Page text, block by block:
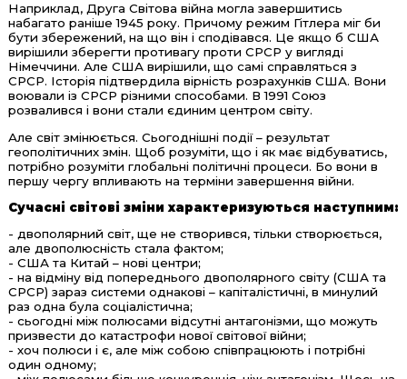
Наприклад, Друга Світова війна могла завершитись
набагато раніше 1945 року. Причому режим Гітлера міг би
бути збережений, на що він і сподівався. Це якщо б США
вирішили зберегти противагу проти СРСР у вигляді
Німеччини. Але США вирішили, що самі справляться з
СРСР. Історія підтвердила вірність розрахунків США. Вони
воювали із СРСР різними способами. В 1991 Союз
розвалився і вони стали єдиним центром світу.
Але світ змінюється. Сьогоднішні події – результат
геополітичних змін. Щоб розуміти, що і як має відбуватись,
потрібно розуміти глобальні політичні процеси. Бо вони в
першу чергу впливають на терміни завершення війни.
Сучасні світові зміни характеризуються наступним:
- двополярний світ, ще не створився, тільки створюється,
але двополюсність стала фактом;
- США та Китай – нові центри;
- на відміну від попереднього двополярного світу (США та
СРСР) зараз системи однакові – капіталістичні, в минулий
раз одна була соціалістична;
- сьогодні між полюсами відсутні антагонізми, що можуть
призвести до катастрофи нової світової війни;
- хоч полюси і є, але між собою співпрацюють і потрібні
один одному;